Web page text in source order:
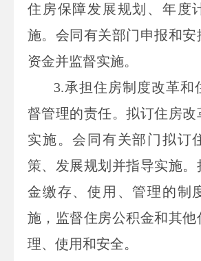
住房保障发展规划、年度
施。会同有关部门申报和安
资金并监督实施。
3.承担住房制度改革和
督管理的责任。拟订住房改
实施。会同有关部门拟订
策、发展规划并指导实施。
金缴存、使用、管理的制
施，监督住房公积金和其他
理、使用和安全。